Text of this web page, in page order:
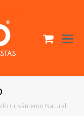
Cart
Crisântemo Natural